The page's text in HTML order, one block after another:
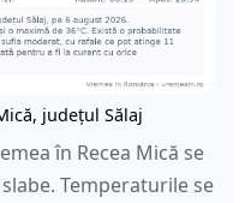
județul Sălaj
în Recea Mică se
Temperaturile se